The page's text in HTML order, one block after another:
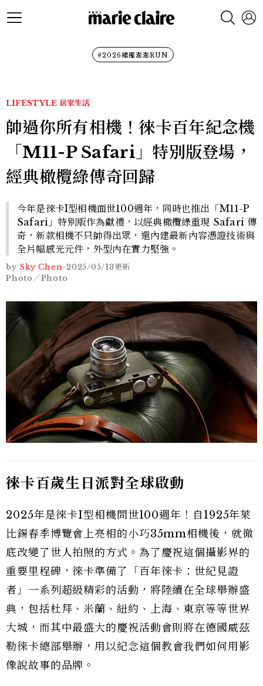
#2026裙襬澎澎RUN
LIFESTYLE 居家生活
帥過你所有相機！徠卡百年紀念機
「M11-P Safari」特別版登場，
經典橄欖綠傳奇回歸
今年是徠卡I型相機面世100週年，同時也推出「M11-P
Safari」特別版作為獻禮，以經典橄欖綠重現 Safari 傳
奇，新款相機不只帥得出眾，還內建最新內容憑證技術與
全片幅感光元件，外型內在實力堅強。
by Sky Chen-2025/05/13更新
Photo／Photo
徠卡百歲生日派對全球啟動
2025年是徠卡I型相機問世100週年！自1925年萊
比錫春季博覽會上亮相的小巧35mm相機後，就徹
底改變了世人拍照的方式。為了慶祝這個攝影界的
重要里程碑，徠卡準備了「百年徠卡：世紀見證
者」一系列超級精彩的活動，將陸續在全球舉辦盛
典，包括杜拜、米蘭、紐約、上海、東京等等世界
大城，而其中最盛大的慶祝活動會則將在德國威茲
勒徠卡總部舉辦，用以紀念這個教會我們如何用影
像說故事的品牌。